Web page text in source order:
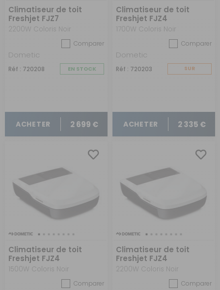
Climatiseur de toit
Freshjet FJZ7
2200W Coloris Noir
Comparer
Dometic
Réf : 720208 EN STOCK
ACHETER 2 699 €
Climatiseur de toit
Freshjet FJZ4
1700W Coloris Noir
Comparer
Dometic
Réf : 720203
SUR
ACHETER 2 335 €
Climatiseur de toit
Freshjet FJZ4
1500W Coloris Noir
Comparer
Climatiseur de toit
Freshjet FJZ4
2200W Coloris Noir
Comparer